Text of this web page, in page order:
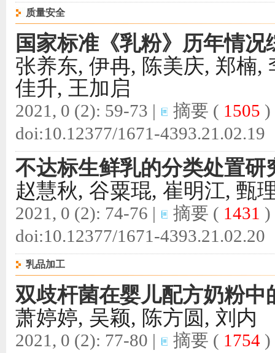
质量安全
国家标准《乳粉》历年情况
张养东, 伊冉, 陈美庆, 郑楠,
佳升, 王加启
2021, 0 (2): 59-73 | 摘要 ( 1505
doi:10.12377/1671-4393.21.02.19
不达标生鲜乳的分类处置研
赵慧秋, 谷粟琨, 崔明江, 甄
2021, 0 (2): 74-76 | 摘要 ( 1431
doi:10.12377/1671-4393.21.02.20
乳品加工
双歧杆菌在婴儿配方奶粉中
萧婷婷, 吴颖, 陈方圆, 刘内
2021, 0 (2): 77-80 | 摘要 ( 1754